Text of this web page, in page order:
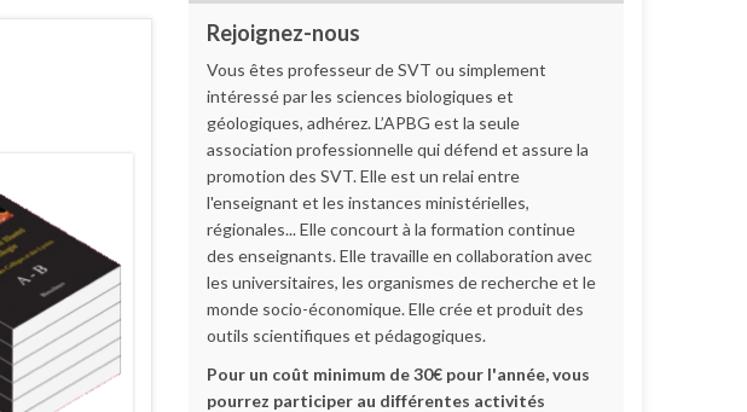
Rejoignez-nous
Vous êtes professeur de SVT ou simplement
intéressé par les sciences biologiques et
géologiques, adhérez. L’APBG est la seule
association professionnelle qui défend et assure la
promotion des SVT. Elle est un relai entre
l'enseignant et les instances ministérielles,
régionales... Elle concourt à la formation continue
des enseignants. Elle travaille en collaboration avec
les universitaires, les organismes de recherche et le
monde socio-économique. Elle crée et produit des
outils scientifiques et pédagogiques.
Pour un coût minimum de 30€ pour l'année, vous
pourrez participer au différentes activités